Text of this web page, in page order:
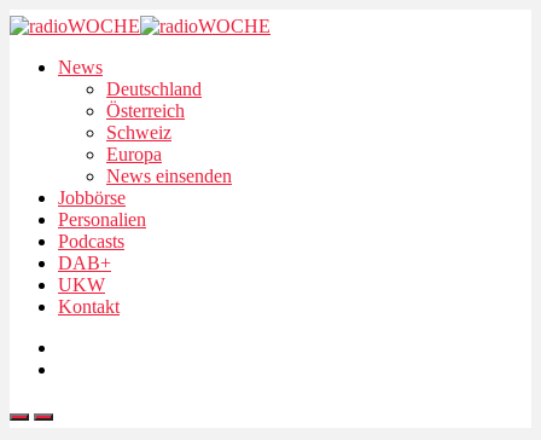
News
Deutschland
Österreich
Schweiz
Europa
News einsenden
Jobbörse
Personalien
Podcasts
DAB+
UKW
Kontakt